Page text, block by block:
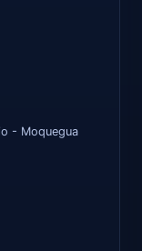
- Moquegua